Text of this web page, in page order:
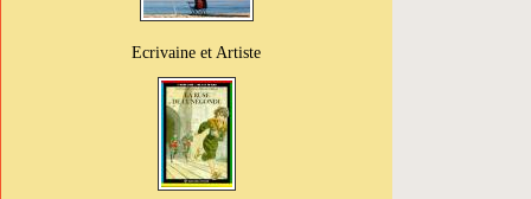
Ecrivaine et Artiste